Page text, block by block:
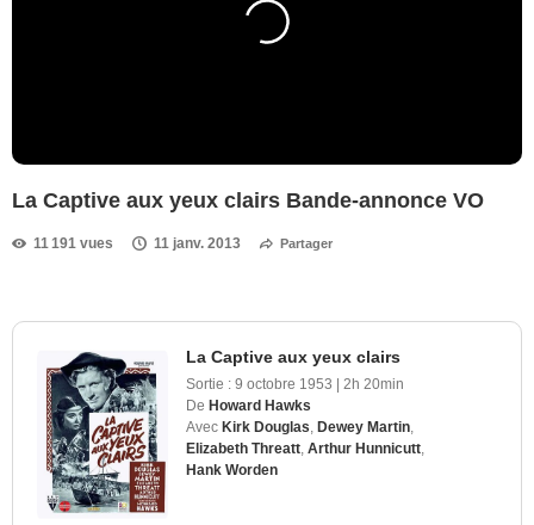
La Captive aux yeux clairs Bande-annonce VO
11 191 vues 11 janv. 2013 Partager
La Captive aux yeux clairs
Sortie : 9 octobre 1953 | 2h 20min
De Howard Hawks
Avec Kirk Douglas Dewey Martin
Elizabeth Threatt Arthur Hunnicutt
Hank Worden